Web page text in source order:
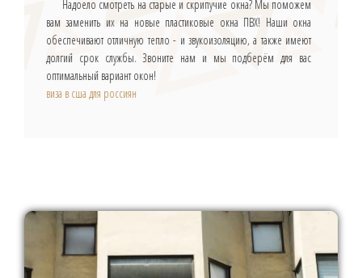
Надоело смотреть на старые и скрипучие окна? Мы поможем
вам заменить их на новые пластиковые окна ПВХ! Наши окна
обеспечивают отличную тепло - и звукоизоляцию, а также имеют
долгий срок службы. Звоните нам и мы подберём для вас
оптимальный вариант окон!
виза в сша для россиян